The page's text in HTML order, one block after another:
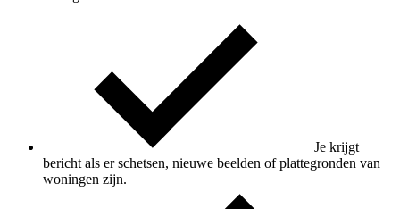
Je krijgt
bericht als er schetsen, nieuwe beelden of plattegronden van
woningen zijn.